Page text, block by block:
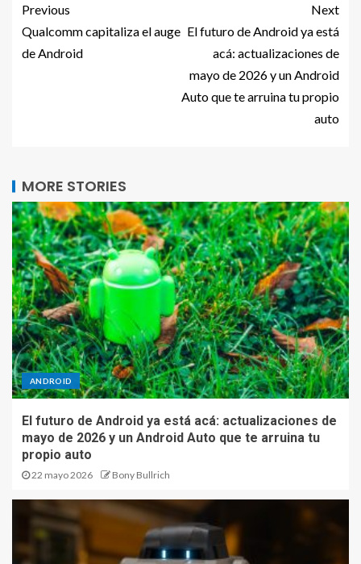
Previous
Qualcomm capitaliza el auge
de Android
Next
El futuro de Android ya está
acá: actualizaciones de
mayo de 2026 y un Android
Auto que te arruina tu propio
auto
MORE STORIES
ANDROID
El futuro de Android ya está acá: actualizaciones de
mayo de 2026 y un Android Auto que te arruina tu
propio auto
22 mayo 2026 Bony Bullrich